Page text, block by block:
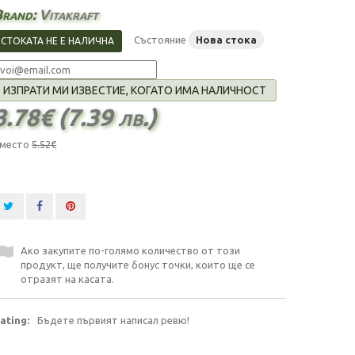
Vitakraft
СТОКАТА НЕ Е НАЛИЧНА Състояние Нова стока
ИЗПРАТИ МИ ИЗВЕСТИЕ, КОГАТО ИМА НАЛИЧНОСТ
(7.39 лв.)
5.52€
Ако закупите по-голямо количество от този
продукт, ще получите бонус точки, които ще се
отразят на касата.
Бъдете първият написал ревю!